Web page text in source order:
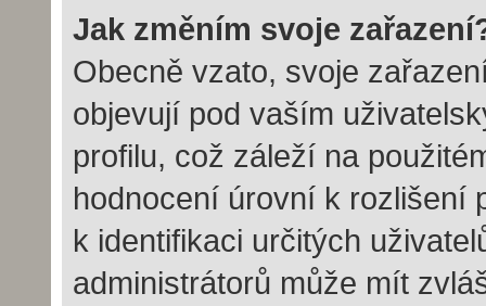
Jak změním svoje
Obecně vzato, svoje
objevují pod vaším
profilu, což záleží na
hodnocení úrovní k rozlišení
k identifikaci určitých
administrátorů může mít